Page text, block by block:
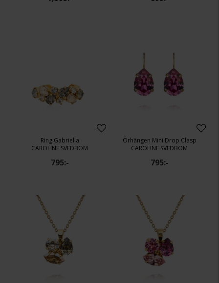
Ring Gabriella
CAROLINE SVEDBOM
795:-
Örhängen Mini Drop Clasp
CAROLINE SVEDBOM
795:-